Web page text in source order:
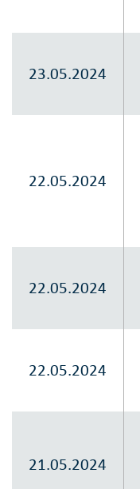
23.05.2024
22.05.2024
22.05.2024
22.05.2024
21.05.2024